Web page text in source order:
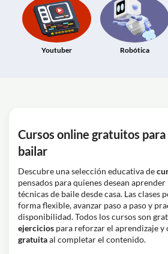
Youtuber Robótica
Cursos online gratuitos
bailar
Descubre una selección educativa de
pensados para quienes desean
técnicas de baile desde casa. Las clases
forma flexible, avanzar paso a paso y
disponibilidad. Todos los cursos son
ejercicios para reforzar el aprendizaje y
gratuitaal completar el contenido.